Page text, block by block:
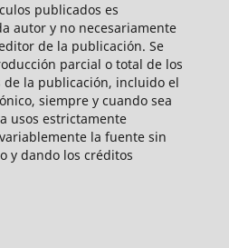
publicados es
autor y no necesariamente
de la publicación. Se
parcial o total de los
la publicación, incluido el
siempre y cuando sea
usos estrictamente
la fuente sin
y dando los créditos